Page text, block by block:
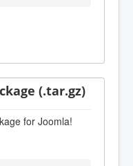
(.tar.gz)
for Joomla!